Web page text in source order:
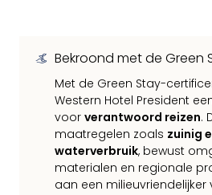
Bekroond met de Green
Met de Green Stay-
Western Hotel President
voor verantwoord reizen.
maatregelen zoals zuinig
waterverbruik, bewust
materialen en regionale
aan een milieuvriendelijker